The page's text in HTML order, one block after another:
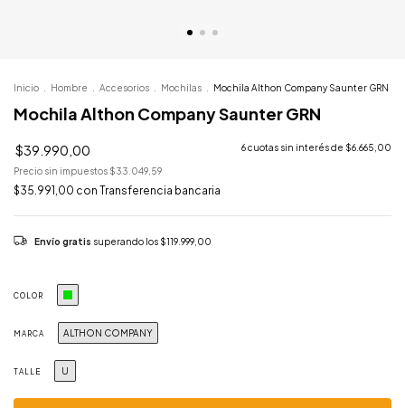
Inicio Hombre Accesorios Mochilas Mochila Althon Company Saunter GRN
Mochila Althon Company Saunter GRN
$39.990,00 6cuotas sin interés de $6.665,00
Precio sin impuestos $33.049,59
$35.991,00 con Transferencia bancaria
Envío gratis superando los $119.999,00
COLOR
MARCA ALTHON COMPANY
TALLE U